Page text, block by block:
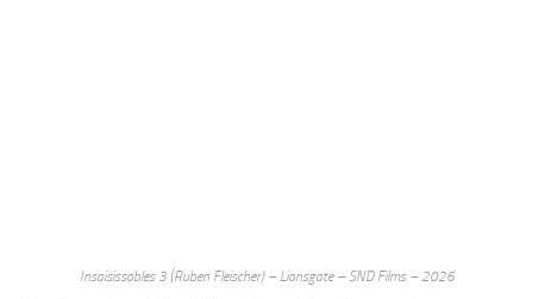
Insaisissables 3 (Ruben Fleischer) – Lionsgate – SND Films – 2026